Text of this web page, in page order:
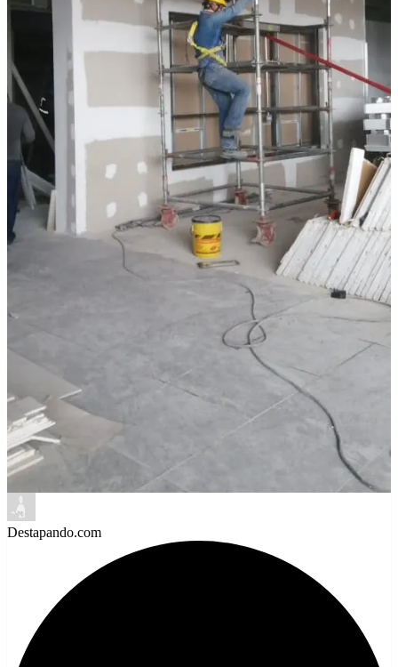
Destapando.com